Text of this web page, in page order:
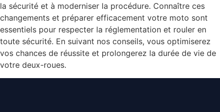
la sécurité et à moderniser la procédure. Connaître ces
changements et préparer efficacement votre moto sont
essentiels pour respecter la réglementation et rouler en
toute sécurité. En suivant nos conseils, vous optimiserez
vos chances de réussite et prolongerez la durée de vie de
votre deux-roues.